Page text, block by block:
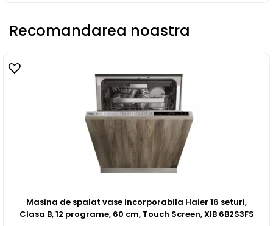
Recomandarea noastra
Masina de spalat vase incorporabila Haier 16 seturi,
Clasa B, 12 programe, 60 cm, Touch Screen, XIB 6B2S3FS